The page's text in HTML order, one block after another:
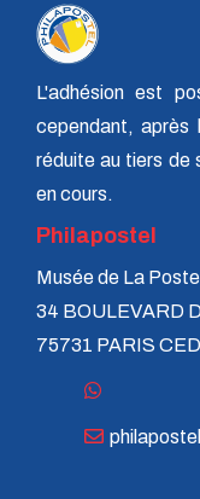
L'adhésion est
cependant, après
réduite au tiers de
en cours.
Philapostel
Musée de La Poste
34 BOULEVARD
75731 PARIS